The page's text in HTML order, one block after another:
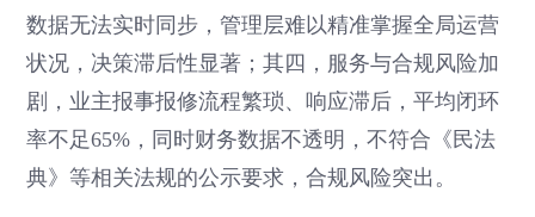
数据无法实时同步，管理层难以精准掌握全局运营
状况，决策滞后性显著；其四，服务与合规风险加
剧，业主报事报修流程繁琐、响应滞后，平均闭环
率不足65%，同时财务数据不透明，不符合《民法
典》等相关法规的公示要求，合规风险突出。